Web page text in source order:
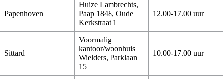
Papenhoven
Huize Lambrechts,
Paap 1848, Oude
Kerkstraat 1
12.00-17.00 uur
Sittard
Voormalig
kantoor/woonhuis
Wielders, Parklaan
15
10.00-17.00 uur